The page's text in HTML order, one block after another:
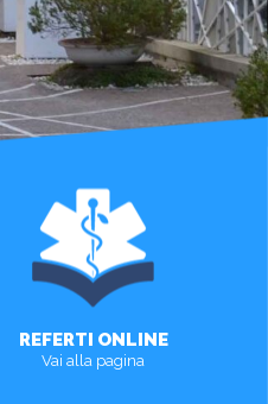
REFERTI ONLINE
Vai alla pagina